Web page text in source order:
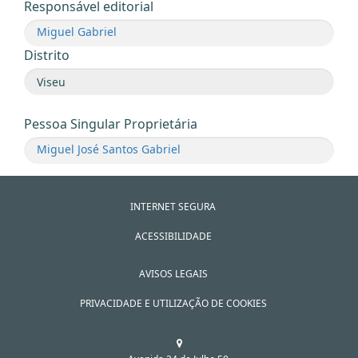
Responsável editorial
Miguel Gabriel
Distrito
Pessoa Singular Proprietária
Miguel José Santos Gabriel
INTERNET SEGURA
ACESSIBILIDADE
AVISOS LEGAIS
PRIVACIDADE E UTILIZAÇÃO DE COOKIES